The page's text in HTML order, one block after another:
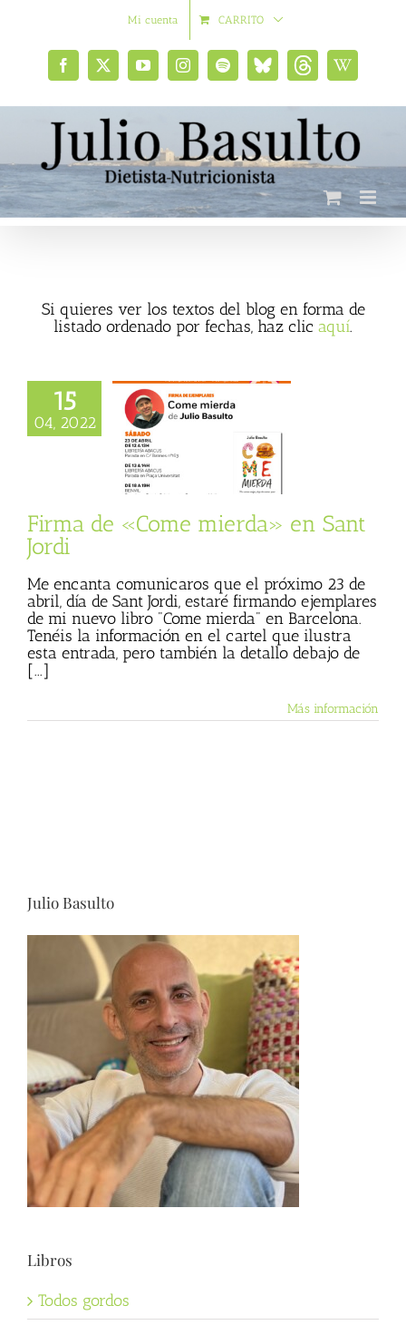
Mi cuenta CARRITO
Facebook
X YouTubeInstagramSpotifyBluesky
social
ThreadsWikipedia
Si quieres ver los textos del blog en forma de
listado ordenado por fechas, haz clic aquí.
15
04, 2022
«Come mierda»
Firma de «Come mierda» en Sant
Jordi
Me encanta comunicaros que el próximo 23 de
abril, día de Sant Jordi, estaré firmando ejemplares
de mi nuevo libro "Come mierda" en Barcelona.
Tenéis la información en el cartel que ilustra
esta entrada, pero también la detallo debajo de
[...]
Más información
Julio Basulto
Libros
Todos gordos